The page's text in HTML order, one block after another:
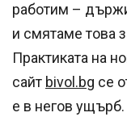
работим –
и смятаме това
Практиката на
сайт bivol.bg се
е в негов